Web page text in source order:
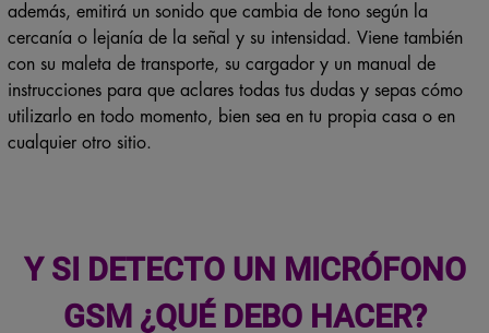
además, emitirá un sonido que cambia de tono según la
cercanía o lejanía de la señal y su intensidad. Viene también
con su maleta de transporte, su cargador y un manual de
instrucciones para que aclares todas tus dudas y sepas cómo
utilizarlo en todo momento, bien sea en tu propia casa o en
cualquier otro sitio.
Y SI DETECTO UN MICRÓFONO
GSM ¿QUÉ DEBO HACER?